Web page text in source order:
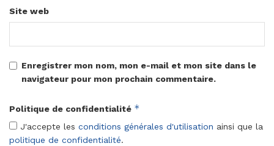
Site web
Enregistrer mon nom, mon e-mail et mon site dans le
navigateur pour mon prochain commentaire.
Politique de confidentialité *
J'accepte les conditions générales d'utilisation ainsi que la
politique de confidentialité.